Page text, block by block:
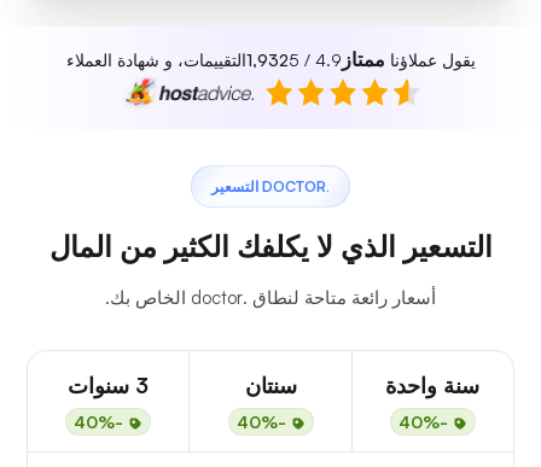
يقول عملاؤنا ممتاز 4.9 / 5
1,932التقييمات، و شهادة العملاء
.DOCTOR التسعير
التسعير الذي لا يكلفك الكثير من المال
أسعار رائعة متاحة لنطاق .doctor الخاص بك.
سنة واحدة
-40%
سنتان
-40%
3 سنوات
-40%